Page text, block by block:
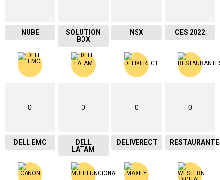
NUBE
SOLUTION
BOX
NSX CES 2022
0
DELL EMC
0
DELL
LATAM
0
DELIVERECT
0